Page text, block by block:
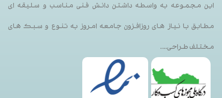
این مجموعه به واسطه داشتن دانش فنی مناسب و سلیقه ای
مطابق با نیاز های روزافزون جامعه امروز به تنوع و سبک های
مختلف طراحی….